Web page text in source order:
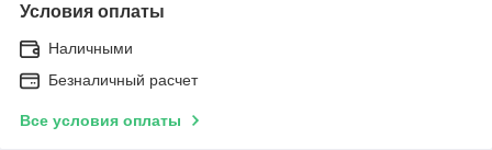
Условия оплаты
Наличными
Безналичный расчет
Все условия оплаты